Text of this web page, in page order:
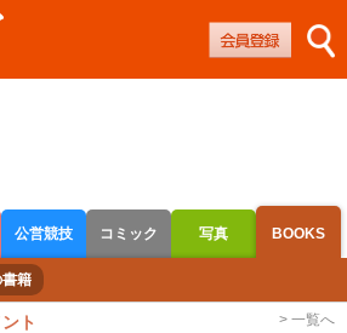
公営競技 コミック 写真 BOOKS
ートレース
書籍
ト > 一覧へ